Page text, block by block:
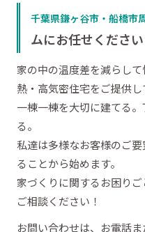
千葉県鎌ヶ谷市・船橋市
ムにお任せください
家の中の温度差を減らし
熱・高気密住宅をご提供し
一棟一棟を大切に建てる
る。
私達は多様なお客様のご
ることから始めます。
家づくりに関するお困り
ご相談ください！
お問い合わせは、お電話